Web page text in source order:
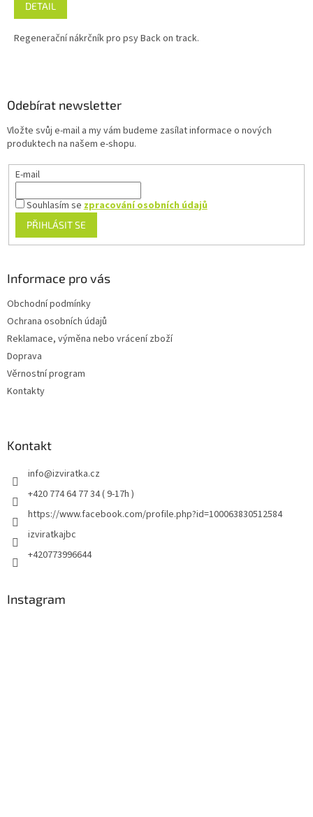
DETAIL
Regenerační nákrčník pro psy Back on track.
Odebírat newsletter
Vložte svůj e-mail a my vám budeme zasílat informace o nových
produktech na našem e-shopu.
E-mail
Souhlasím se zpracování osobních údajů
PŘIHLÁSIT SE
Informace pro vás
Obchodní podmínky
Ochrana osobních údajů
Reklamace, výměna nebo vrácení zboží
Doprava
Věrnostní program
Kontakty
Kontakt
info@izviratka.cz
+420 774 64 77 34 ( 9-17h )
https://www.facebook.com/profile.php?id=100063830512584
izviratkajbc
+420773996644
Instagram